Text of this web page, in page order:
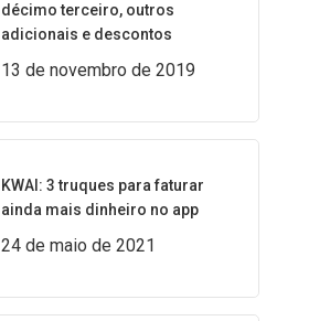
décimo terceiro, outros
adicionais e descontos
13 de novembro de 2019
KWAI: 3 truques para faturar
ainda mais dinheiro no app
24 de maio de 2021